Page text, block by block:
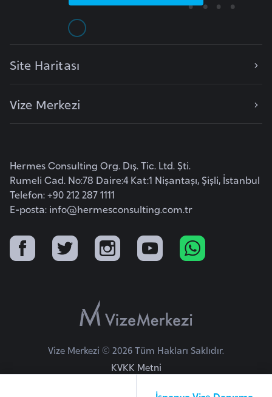
Site Haritası
Vize Merkezi
Hermes Consulting Org. Dış. Tic. Ltd. Şti.
Rumeli Cad. No:78 Daire:4 Kat:1 Nişantaşı, Şişli, İstanbul
Telefon: +90 212 287 1111
E-posta: info@hermesconsulting.com.tr
Vize Merkezi © 2026 Tüm Hakları Saklıdır.
KVKK Metni
K
n
B
u
l
g
a
r
i
r